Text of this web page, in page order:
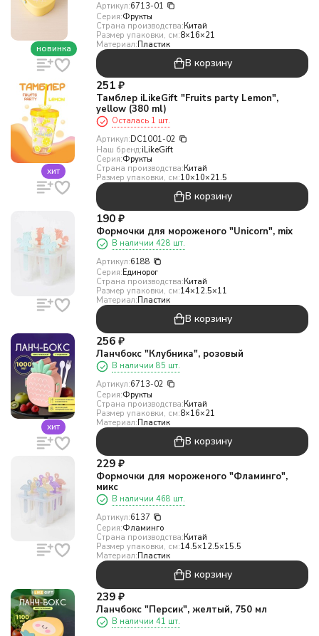
новинка
Артикул:6713-01
Серия:Фрукты
Страна производства:Китай
Размер упаковки, см:8×16×21
Материал:Пластик
В корзину
хит
251 ₽
Тамблер iLikeGift "Fruits party Lemon",
yellow (380 ml)
Осталась 1 шт.
Артикул:DC1001-02
Наш бренд:iLikeGift
Серия:Фрукты
Страна производства:Китай
Размер упаковки, см:10×10×21.5
В корзину
190 ₽
Формочки для мороженого "Unicorn", mix
В наличии 428 шт.
Артикул:6188
Серия:Единорог
Страна производства:Китай
Размер упаковки, см:14×12.5×11
Материал:Пластик
В корзину
хит
256 ₽
Ланчбокс "Клубника", розовый
В наличии 85 шт.
Артикул:6713-02
Серия:Фрукты
Страна производства:Китай
Размер упаковки, см:8×16×21
Материал:Пластик
В корзину
229 ₽
Формочки для мороженого "Фламинго",
микс
В наличии 468 шт.
Артикул:6137
Серия:Фламинго
Страна производства:Китай
Размер упаковки, см:14.5×12.5×15.5
Материал:Пластик
В корзину
239 ₽
Ланчбокс "Персик", желтый, 750 мл
В наличии 41 шт.